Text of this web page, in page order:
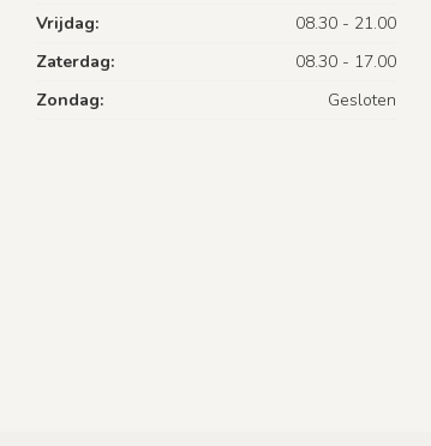
Vrijdag:
08.30 - 21.00
Zaterdag:
08.30 - 17.00
Zondag:
Gesloten